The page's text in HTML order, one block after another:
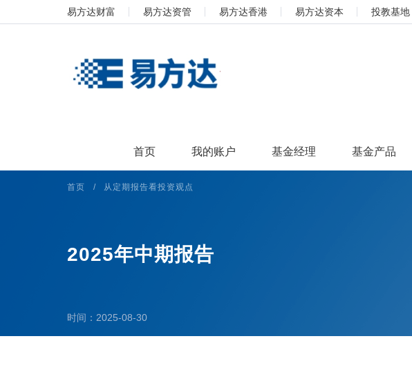
易方达财富 易方达资管 易方达香港 易方达资本 投教基地
首页 我的账户 基金经理 基金产品
首页 / 从定期报告看投资观点
2025年中期报告
时间：2025-08-30